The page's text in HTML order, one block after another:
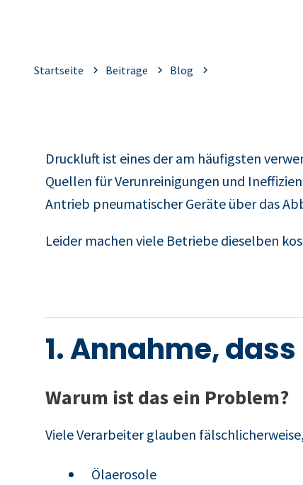
Startseite Beiträge Blog
Druckluft ist eines der am häufigsten
Quellen für Verunreinigungen und
Antrieb pneumatischer Geräte über das
Leider machen viele Betriebe dieselben
1. Annahme,
Warum ist das ein Problem?
Viele Verarbeiter glauben
Ölaerosole